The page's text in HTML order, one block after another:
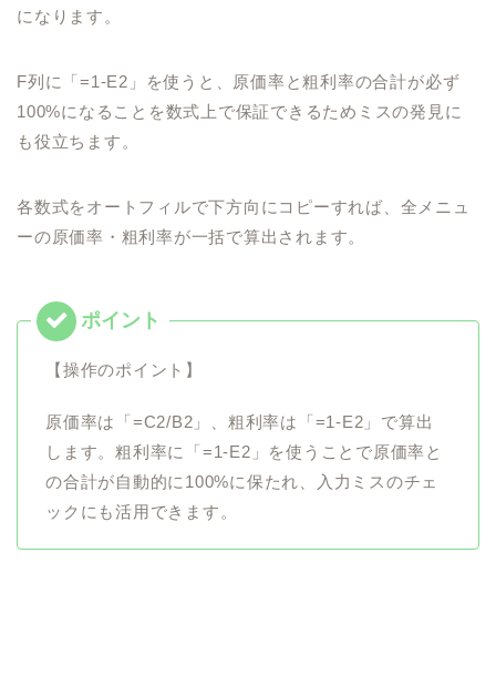
になります。
F列に「=1-E2」を使うと、原価率と粗利率の合計が必ず
100%になることを数式上で保証できるためミスの発見に
も役立ちます。
各数式をオートフィルで下方向にコピーすれば、全メニュ
ーの原価率・粗利率が一括で算出されます。
【操作のポイント】
原価率は「=C2/B2」、粗利率は「=1-E2」で算出
します。粗利率に「=1-E2」を使うことで原価率と
の合計が自動的に100%に保たれ、入力ミスのチェ
ックにも活用できます。